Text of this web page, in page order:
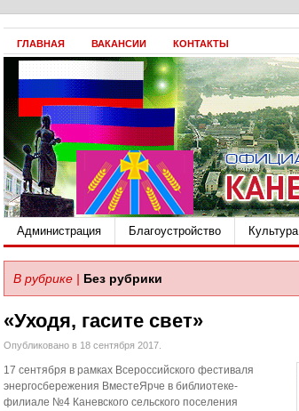
ГЛАВНАЯ ВАКАНСИИ КОНТАКТЫ
Администрация Благоустройство Культура
В рубрике | Без рубрики
«Уходя, гасите свет»
Опубликовано в 18 сентября 2017.
17 сентября в рамках Всероссийского фестиваля
энергосбережения ВместеЯрче в библиотеке-
филиале №4 Каневского сельского поселения